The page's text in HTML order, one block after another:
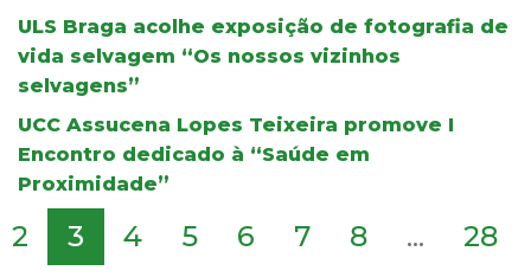
ULS Braga acolhe exposição de fotografia de
vida selvagem “Os nossos vizinhos
selvagens”
UCC Assucena Lopes Teixeira promove I
Encontro dedicado à “Saúde em
Proximidade”
2 3 4 5 6 7 8 ... 28